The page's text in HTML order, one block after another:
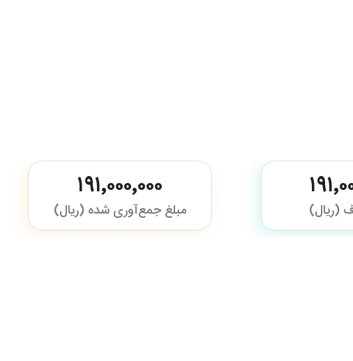
(ریال)
۱۹۱٬۰۰۰٬۰۰۰
مبلغ جمع‌آوری شده (ریال)